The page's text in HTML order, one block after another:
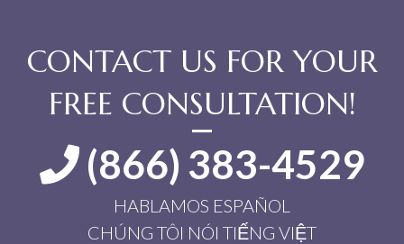
CONTACT US FOR YOUR
FREE CONSULTATION!
(866) 383-4529
HABLAMOS ESPAÑOL
CHÚNG TÔI NÓI TIẾNG VIỆT